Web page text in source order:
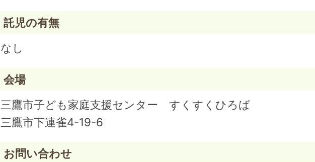
託児の有無
なし
会場
三鷹市子ども家庭支援センター すくすくひろば
三鷹市下連雀4-19-6
お問い合わせ